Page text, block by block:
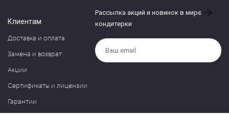
Клиентам
Доставка и оплата
Замена и возврат
Акции
Сертификаты и лицензии
Гарантии
Рассылка акций и новинок в мире
кондитерки